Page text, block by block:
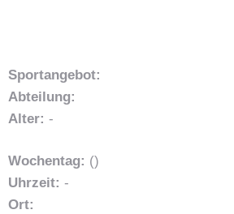
Sportangebot:
Abteilung:
Alter: -
Wochentag: ()
Uhrzeit: -
Ort: